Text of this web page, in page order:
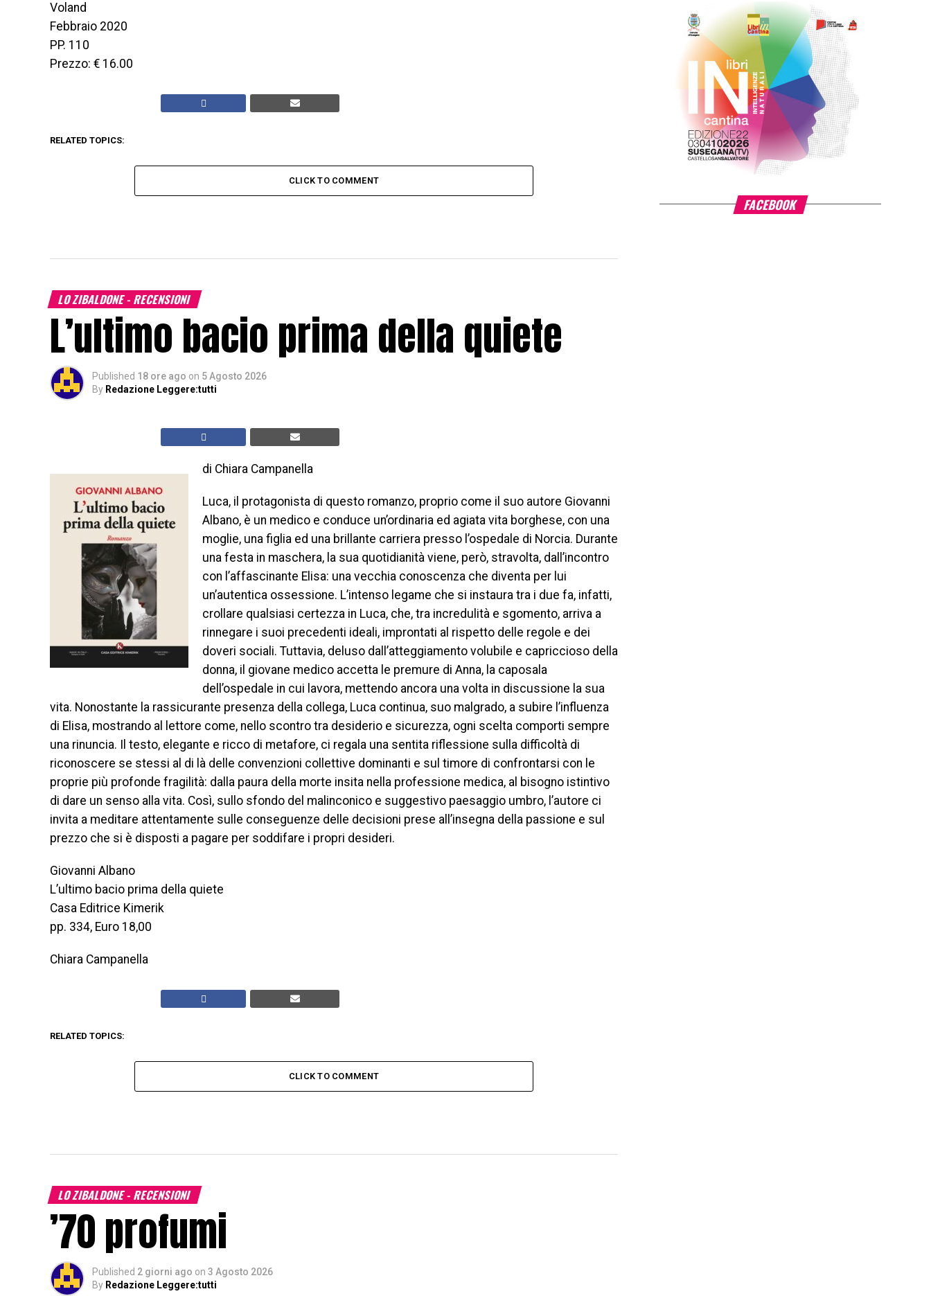
Voland
Febbraio 2020
PP. 110
Prezzo: € 16.00
RELATED TOPICS:
CLICK TO COMMENT
LO ZIBALDONE - RECENSIONI
L’ultimo bacio prima della quiete
Published 18 ore ago on 5 Agosto 2026
By Redazione Leggere:tutti
di Chiara Campanella
Luca, il protagonista di questo romanzo, proprio come il suo autore Giovanni
Albano, è un medico e conduce un’ordinaria ed agiata vita borghese, con una
moglie, una figlia ed una brillante carriera presso l’ospedale di Norcia. Durante
una festa in maschera, la sua quotidianità viene, però, stravolta, dall’incontro
con l’affascinante Elisa: una vecchia conoscenza che diventa per lui
un’autentica ossessione. L’intenso legame che si instaura tra i due fa, infatti,
crollare qualsiasi certezza in Luca, che, tra incredulità e sgomento, arriva a
rinnegare i suoi precedenti ideali, improntati al rispetto delle regole e dei
doveri sociali. Tuttavia, deluso dall’atteggiamento volubile e capriccioso della
donna, il giovane medico accetta le premure di Anna, la caposala
dell’ospedale in cui lavora, mettendo ancora una volta in discussione la sua
vita. Nonostante la rassicurante presenza della collega, Luca continua, suo malgrado, a subire l’influenza
di Elisa, mostrando al lettore come, nello scontro tra desiderio e sicurezza, ogni scelta comporti sempre
una rinuncia. Il testo, elegante e ricco di metafore, ci regala una sentita riflessione sulla difficoltà di
riconoscere se stessi al di là delle convenzioni collettive dominanti e sul timore di confrontarsi con le
proprie più profonde fragilità: dalla paura della morte insita nella professione medica, al bisogno istintivo
di dare un senso alla vita. Così, sullo sfondo del malinconico e suggestivo paesaggio umbro, l’autore ci
invita a meditare attentamente sulle conseguenze delle decisioni prese all’insegna della passione e sul
prezzo che si è disposti a pagare per soddifare i propri desideri.
Giovanni Albano
L’ultimo bacio prima della quiete
Casa Editrice Kimerik
pp. 334, Euro 18,00
Chiara Campanella
RELATED TOPICS:
CLICK TO COMMENT
LO ZIBALDONE - RECENSIONI
’70 profumi
Published 2 giorni ago on 3 Agosto 2026
By Redazione Leggere:tutti
FACEBOOK